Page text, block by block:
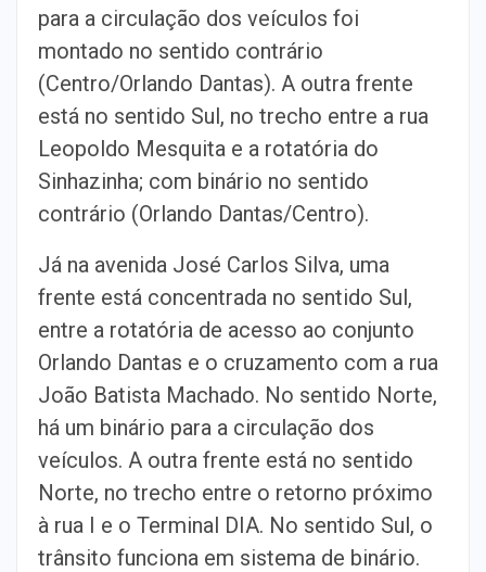
para a circulação dos veículos foi
montado no sentido contrário
(Centro/Orlando Dantas). A outra frente
está no sentido Sul, no trecho entre a rua
Leopoldo Mesquita e a rotatória do
Sinhazinha; com binário no sentido
contrário (Orlando Dantas/Centro).
Já na avenida José Carlos Silva, uma
frente está concentrada no sentido Sul,
entre a rotatória de acesso ao conjunto
Orlando Dantas e o cruzamento com a rua
João Batista Machado. No sentido Norte,
há um binário para a circulação dos
veículos. A outra frente está no sentido
Norte, no trecho entre o retorno próximo
à rua I e o Terminal DIA. No sentido Sul, o
trânsito funciona em sistema de binário.